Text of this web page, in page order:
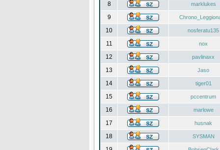
8 marklukes
9
10 nosferatu135
11 nox
12 pavlinaxx
13 Jaso
14 tiger01
15 pccentrum
16 marlowe
17 husnak
18 SYSMAN